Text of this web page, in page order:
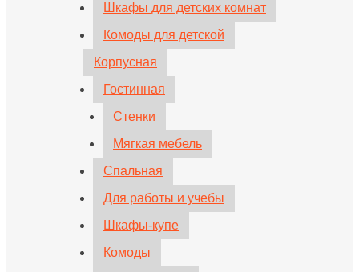
Шкафы для детских комнат
Комоды для детской
Корпусная
Гостинная
Стенки
Мягкая мебель
Спальная
Для работы и учебы
Шкафы-купе
Комоды